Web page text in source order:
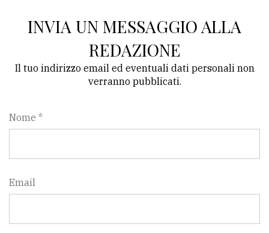
INVIA UN MESSAGGIO ALLA
REDAZIONE
Il tuo indirizzo email ed eventuali dati personali non
verranno pubblicati.
Nome *
Email